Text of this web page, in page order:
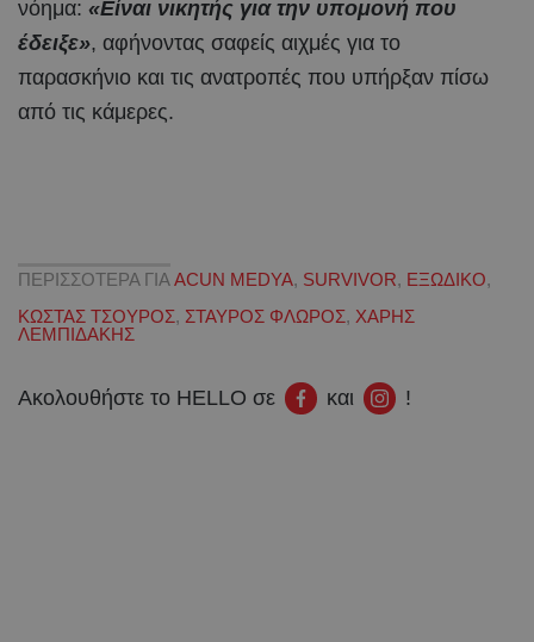
νόημα: «Είναι νικητής για την υπομονή που
έδειξε», αφήνοντας σαφείς αιχμές για το
παρασκήνιο και τις ανατροπές που υπήρξαν πίσω
από τις κάμερες.
ΠΕΡΙΣΣΟΤΕΡΑ ΓΙΑ ACUN MEDYA, SURVIVOR, ΕΞΩΔΙΚΟ,
ΚΩΣΤΑΣ ΤΣΟΥΡΟΣ, ΣΤΑΥΡΟΣ ΦΛΩΡΟΣ, ΧΑΡΗΣ
ΛΕΜΠΙΔΑΚΗΣ
Ακολουθήστε το HELLO σε και !